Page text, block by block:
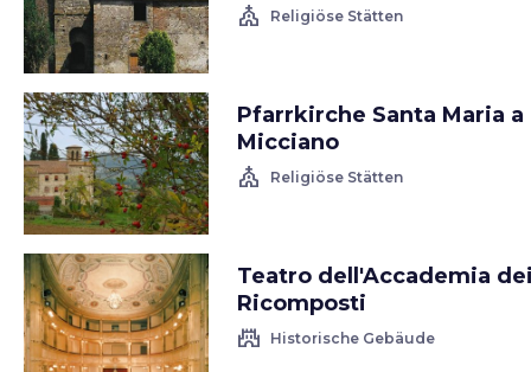
church Religiöse Stätten
Pfarrkirche Santa Maria a
Micciano
church Religiöse Stätten
Teatro dell'Accademia dei
Ricomposti
castle Historische Gebäude